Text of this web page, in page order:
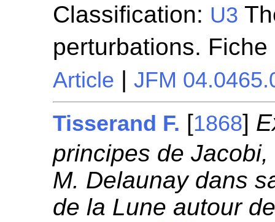
Classification: U3
perturbations. Fiche
Article |JFM
Tisserand F. [1868]
principes de
M. Delaunay dans
de la Lune autour